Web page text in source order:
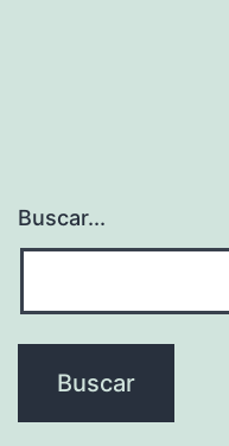
Buscar...